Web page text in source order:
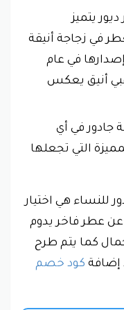
يتميز
في زجاجة أنيقة
في عام
ذهبي أنيق يعكس
جادور في أي
التي تجعلها
للنساء هي اختيار
عن عطر فاخر يدوم
كما يتم طرح
إضافة كود خصم